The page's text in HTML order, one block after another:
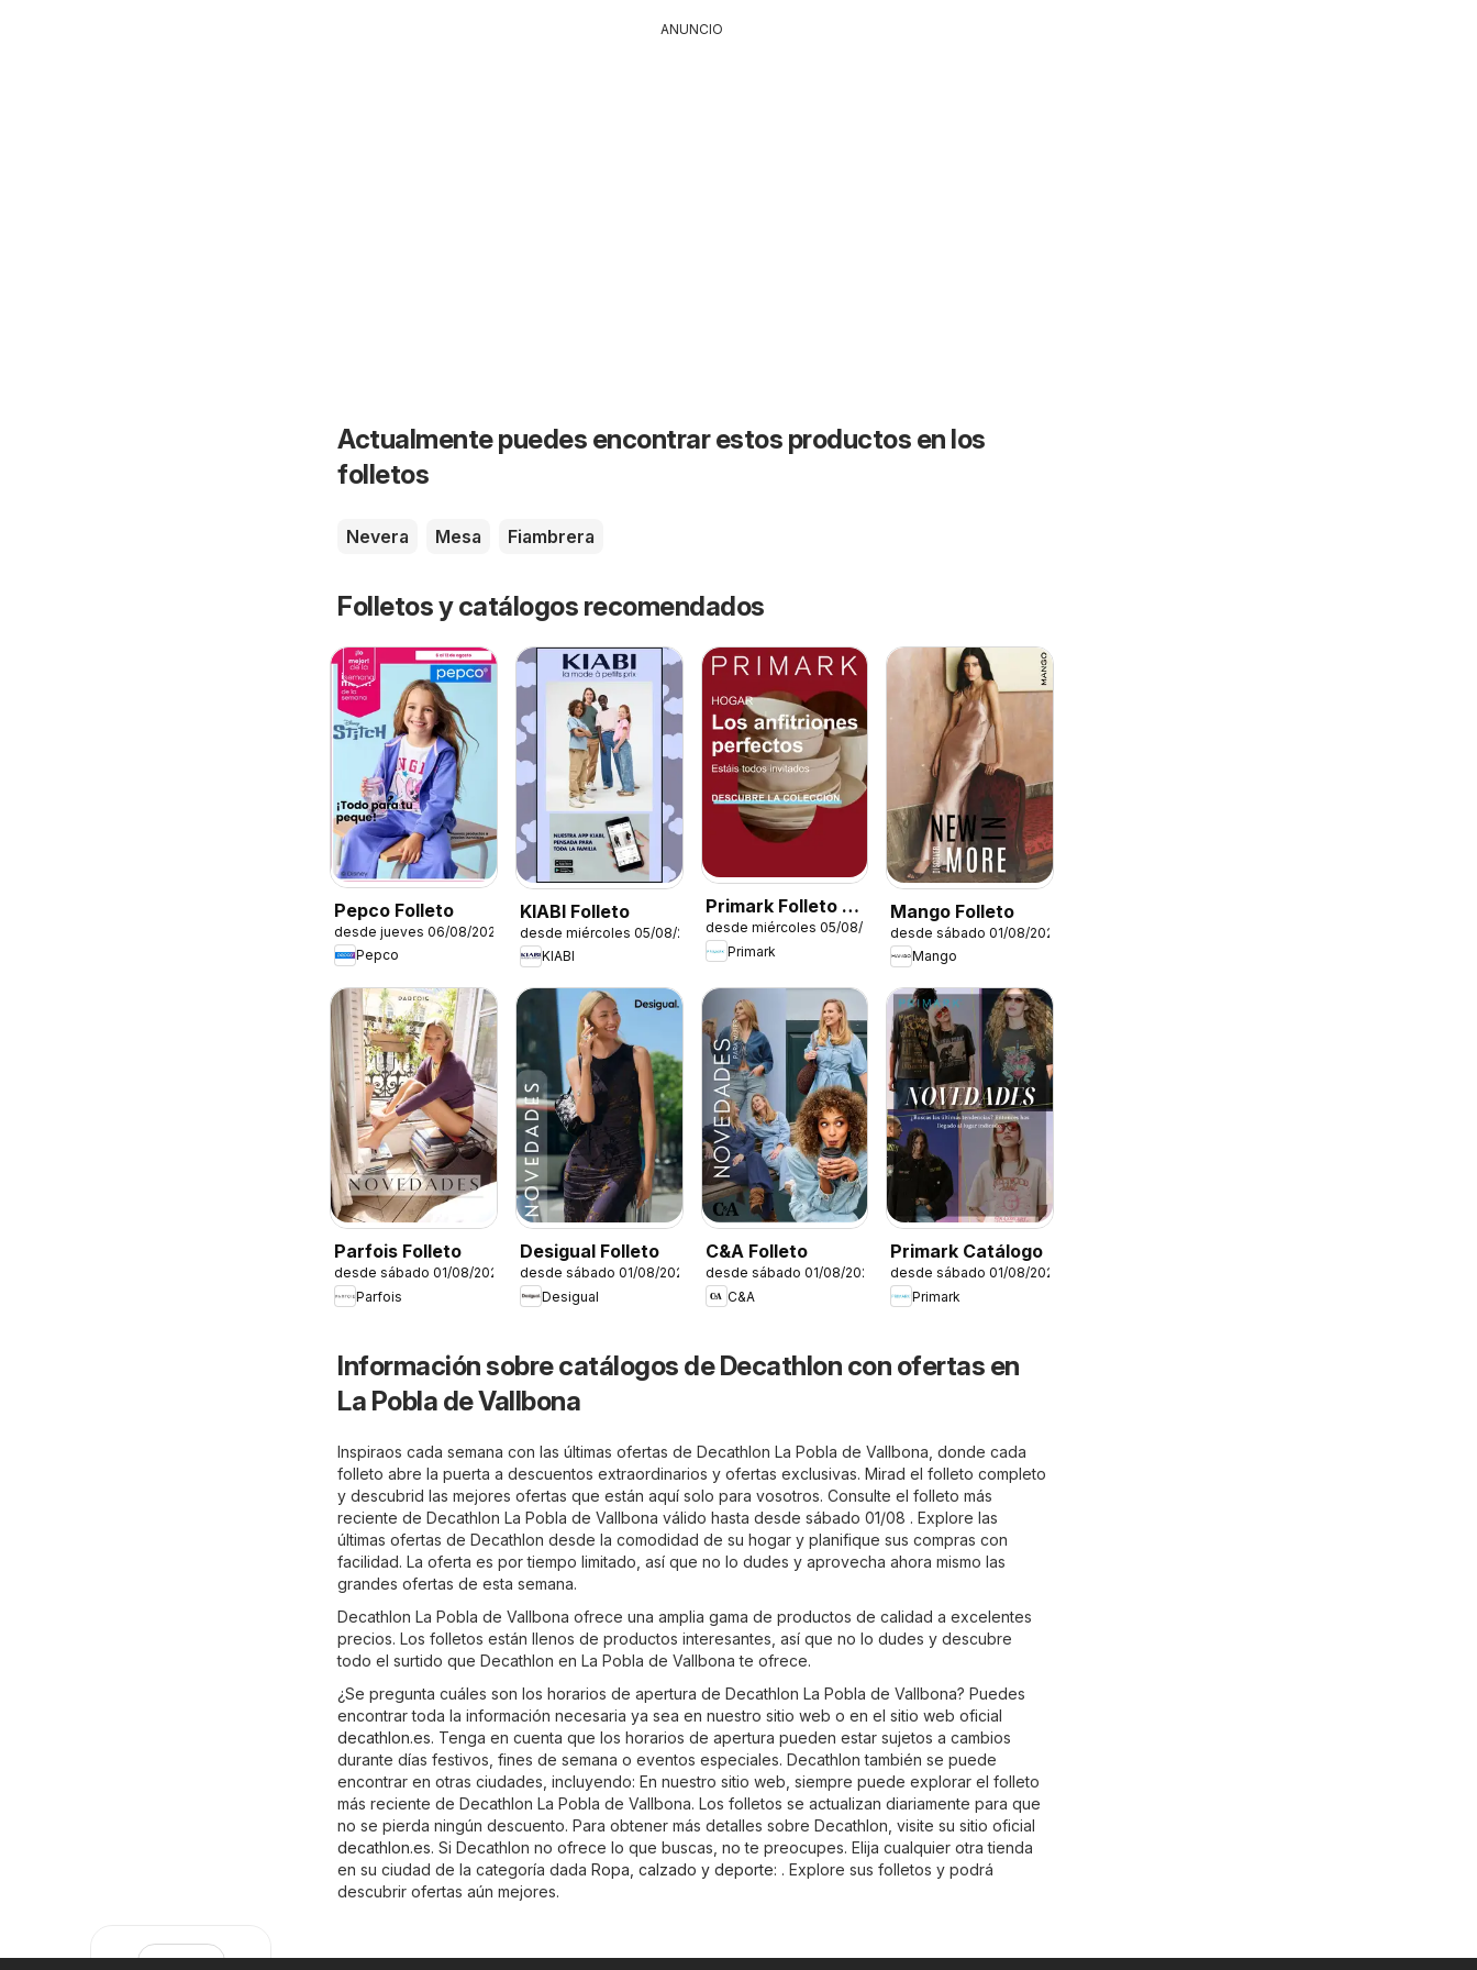
ANUNCIO
Actualmente puedes encontrar estos productos en los
folletos
Nevera Mesa Fiambrera
Folletos y catálogos recomendados
Pepco Folleto
desde jueves 06/08/2026
Pepco
KIABI Folleto
desde miércoles 05/08/2026
KIABI
Primark Folleto -
Hogar
desde miércoles 05/08/2026
Primark
Mango Folleto
desde sábado 01/08/2026
Mango
Parfois Folleto
desde sábado 01/08/2026
Parfois
Desigual Folleto
desde sábado 01/08/2026
Desigual
C&A Folleto
desde sábado 01/08/2026
C&A
Primark Catálogo
desde sábado 01/08/2026
Primark
Información sobre catálogos de Decathlon con ofertas en
La Pobla de Vallbona
Inspiraos cada semana con las últimas ofertas de Decathlon La Pobla de Vallbona, donde cada
folleto abre la puerta a descuentos extraordinarios y ofertas exclusivas. Mirad el folleto completo
y descubrid las mejores ofertas que están aquí solo para vosotros. Consulte el folleto más
reciente de Decathlon La Pobla de Vallbona válido hasta desde sábado 01/08 . Explore las
últimas ofertas de Decathlon desde la comodidad de su hogar y planifique sus compras con
facilidad. La oferta es por tiempo limitado, así que no lo dudes y aprovecha ahora mismo las
grandes ofertas de esta semana.
Decathlon La Pobla de Vallbona ofrece una amplia gama de productos de calidad a excelentes
precios. Los folletos están llenos de productos interesantes, así que no lo dudes y descubre
todo el surtido que Decathlon en La Pobla de Vallbona te ofrece.
¿Se pregunta cuáles son los horarios de apertura de Decathlon La Pobla de Vallbona? Puedes
encontrar toda la información necesaria ya sea en nuestro sitio web o en el sitio web oficial
decathlon.es. Tenga en cuenta que los horarios de apertura pueden estar sujetos a cambios
durante días festivos, fines de semana o eventos especiales. Decathlon también se puede
encontrar en otras ciudades, incluyendo: En nuestro sitio web, siempre puede explorar el folleto
más reciente de Decathlon La Pobla de Vallbona. Los folletos se actualizan diariamente para que
no se pierda ningún descuento. Para obtener más detalles sobre Decathlon, visite su sitio oficial
decathlon.es. Si Decathlon no ofrece lo que buscas, no te preocupes. Elija cualquier otra tienda
en su ciudad de la categoría dada Ropa, calzado y deporte: . Explore sus folletos y podrá
descubrir ofertas aún mejores.